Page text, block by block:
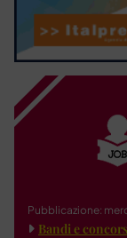
Pubblicazione:
Bandi e